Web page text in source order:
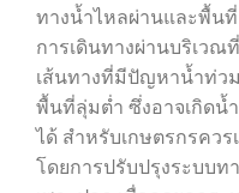
ทางน้ำไหลผ่านและพื้น
การเดินทางผ่านบริเว
เส้นทางที่มีปัญหาน้ำท่ว
พื้นที่ลุ่มต่ำ ซึ่งอาจเกิดน้
ได้ สำหรับเกษตรกรคว
โดยการปรับปรุงระบบท